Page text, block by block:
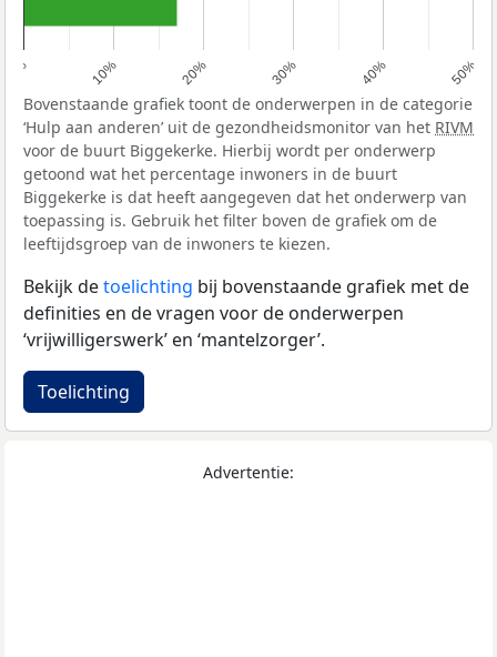
0% 10% 20% 30% 40% 50%
Bovenstaande grafiek toont de onderwerpen in de categorie
‘Hulp aan anderen’ uit de gezondheidsmonitor van het RIVM
voor de buurt Biggekerke. Hierbij wordt per onderwerp
getoond wat het percentage inwoners in de buurt
Biggekerke is dat heeft aangegeven dat het onderwerp van
toepassing is. Gebruik het filter boven de grafiek om de
leeftijdsgroep van de inwoners te kiezen.
Bekijk detoelichting bij bovenstaande grafiek met de
definities en de vragen voor de onderwerpen
‘vrijwilligerswerk’ en ‘mantelzorger’.
Toelichting
Advertentie: